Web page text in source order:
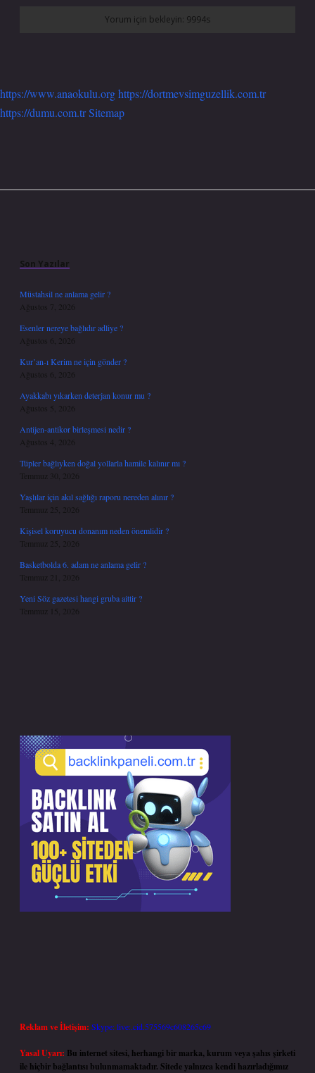
https://www.anaokulu.orghttps://dortmevsimguzellik.com.tr
https://dumu.com.trSitemap
Son Yazılar
Müstahsil ne anlama gelir ?
Ağustos 7, 2026
Esenler nereye bağlıdır adliye ?
Ağustos 6, 2026
Kur’an-ı Kerim ne için gönder ?
Ağustos 6, 2026
Ayakkabı yıkarken deterjan konur mu ?
Ağustos 5, 2026
Antijen-antikor birleşmesi nedir ?
Ağustos 4, 2026
Tüpler bağlıyken doğal yollarla hamile kalınır mı ?
Temmuz 30, 2026
Yaşlılar için akıl sağlığı raporu nereden alınır ?
Temmuz 25, 2026
Kişisel koruyucu donanım neden önemlidir ?
Temmuz 25, 2026
Basketbolda 6. adam ne anlama gelir ?
Temmuz 21, 2026
Yeni Söz gazetesi hangi gruba aittir ?
Temmuz 15, 2026
Reklam ve İletişim: Skype: live:.cid.575569c608265c69
Yasal Uyarı: Bu internet sitesi, herhangi bir marka, kurum veya şahıs şirketi
ile hiçbir bağlantısı bulunmamaktadır. Sitede yalnızca kendi hazırladığımız